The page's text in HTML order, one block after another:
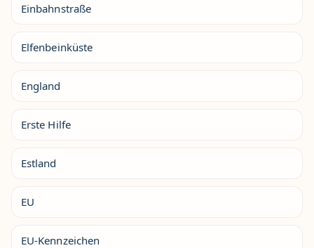
Einbahnstraße
Elfenbeinküste
England
Erste Hilfe
Estland
EU
EU-Kennzeichen